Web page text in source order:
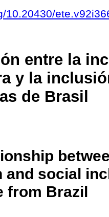
10.20430/
entre la
y la
de Brasil
and social
from Brazil